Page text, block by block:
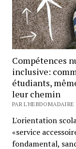
Compétences
inclusive:
étudiants,
leur chemin
PAR
L'orientation
«service
fondamental,